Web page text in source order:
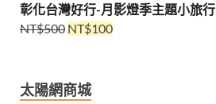
彰化台灣好行-月影燈季主題小旅行
NT$500 NT$100
太陽網商城